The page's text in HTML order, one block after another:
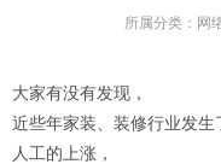
所属分类： 网
大家有没有发现，
近些年家装、装修行业发生
人工的上涨，